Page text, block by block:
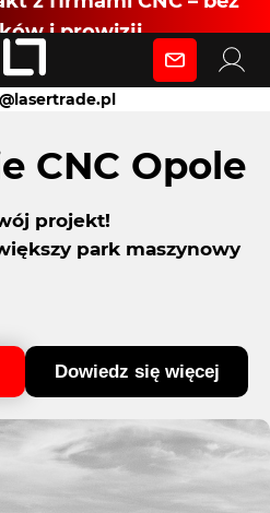
i prowizji
się
jako
Partner CNC
CNC Opole
projekt!
park maszynowy
Dowiedz się więcej